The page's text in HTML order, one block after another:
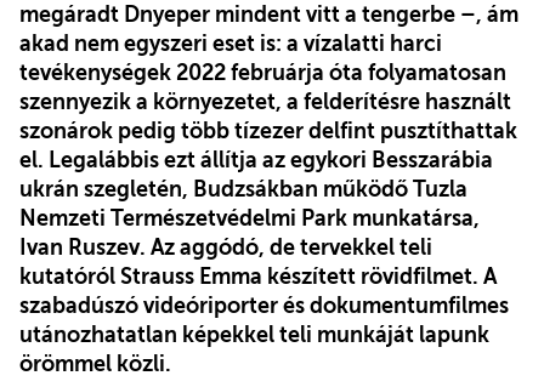
megáradt Dnyeper mindent vitt a tengerbe –, ám
akad nem egyszeri eset is: a vízalatti harci
tevékenységek 2022 februárja óta folyamatosan
szennyezik a környezetet, a felderítésre használt
szonárok pedig több tízezer delfint pusztíthattak
el. Legalábbis ezt állítja az egykori Besszarábia
ukrán szegletén, Budzsákban működő Tuzla
Nemzeti Természetvédelmi Park munkatársa,
Ivan Ruszev. Az aggódó, de tervekkel teli
kutatóról Strauss Emma készített rövidfilmet. A
szabadúszó videóriporter és dokumentumfilmes
utánozhatatlan képekkel teli munkáját lapunk
örömmel közli.